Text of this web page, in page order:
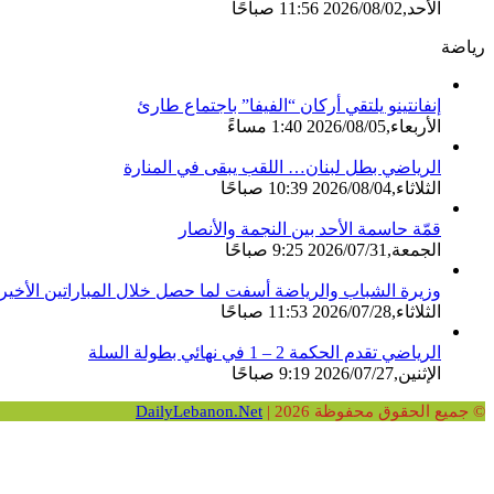
الأحد,2026/08/02 11:56 صباحًا
رياضة
إنفانتينو يلتقي أركان “الفيفا” باجتماع طارئ
الأربعاء,2026/08/05 1:40 مساءً
الرياضي بطل لبنان… اللقب يبقى في المنارة
الثلاثاء,2026/08/04 10:39 صباحًا
قمّة حاسمة الأحد بين النجمة والأنصار
الجمعة,2026/07/31 9:25 صباحًا
وزيرة الشباب والرياضة أسفت لما حصل خلال المباراتين
الثلاثاء,2026/07/28 11:53 صباحًا
الرياضي تقدم الحكمة 2 – 1 في نهائي بطولة السلة
الإثنين,2026/07/27 9:19 صباحًا
© جميع الحقوق محفوظة 2026 | DailyLebanon.Net